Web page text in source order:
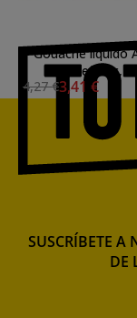
Gouache liquido
Oro, Lefranc,
4,27 €3,41 €
SUSCRÍBETE A
DE